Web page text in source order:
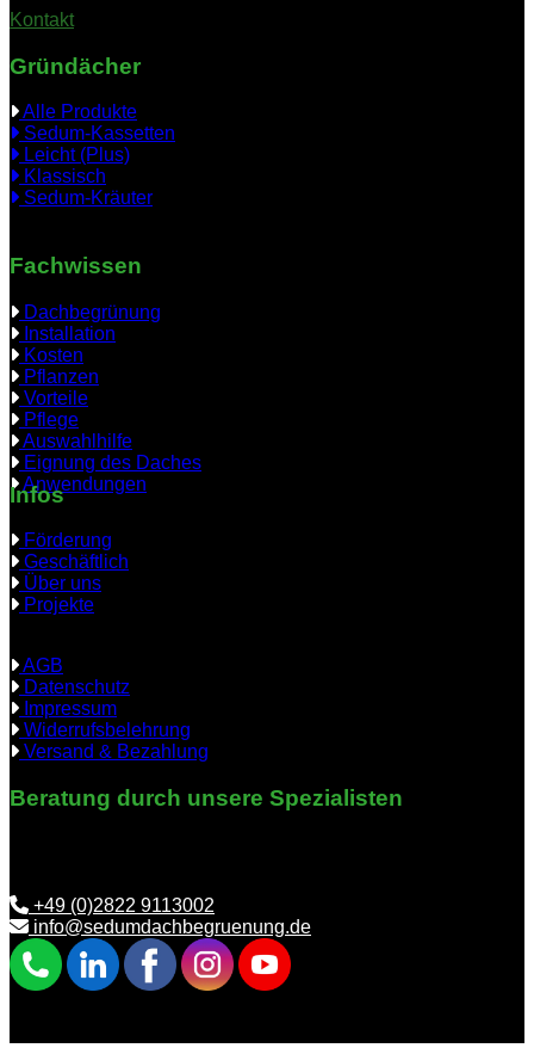
Kontakt
Gründächer
Alle Produkte
Sedum-Kassetten
Leicht (Plus)
Klassisch
Sedum-Kräuter
Fachwissen
Dachbegrünung
Installation
Kosten
Pflanzen
Vorteile
Pflege
Auswahlhilfe
Eignung des Daches
Anwendungen
Infos
Förderung
Geschäftlich
Über uns
Projekte
AGB
Datenschutz
Impressum
Widerrufsbelehrung
Versand & Bezahlung
Beratung durch unsere Spezialisten
+49 (0)2822 9113002
info@sedumdachbegruenung.de